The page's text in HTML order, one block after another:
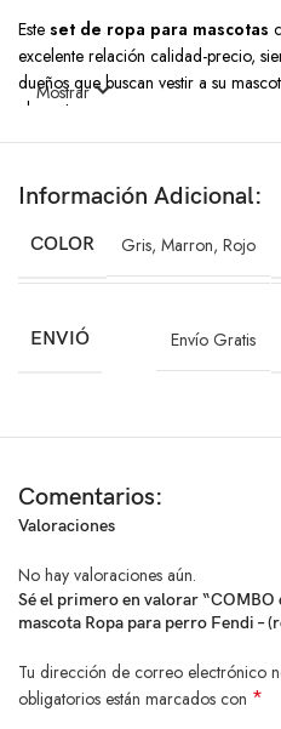
Este set de ropa para mascotas
excelente relación calidad-precio,
dueños que buscan vestir a su
elegante.
Colores surtidos
Estampado estilo Fendi
Características
Tipo: Camisa para perro y gato
Diseño: Estampado Fendi
Material: Tela estirable y resistente
Ajuste cómodo y seguro
Ligeras y suaves al tacto
Aptas para uso diario
Mostrar
Información Adicional:
COLOR Gris, Marron, Rojo
ENVIÓ Envío Gratis
Comentarios:
Valoraciones
No hay valoraciones aún.
Sé el primero en valorar “COMBO
mascota Ropa para perro Fendi –
Tu dirección de correo electrónico
obligatorios están marcados con *